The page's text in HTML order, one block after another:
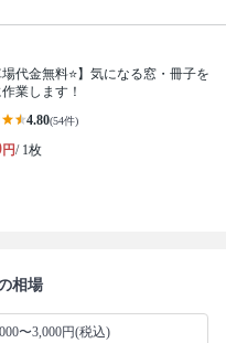
場代金無料⭐️】気になる窓・冊子を
業します！
4.80(54件)
円/ 1枚
相場
〜3,000円(税込)